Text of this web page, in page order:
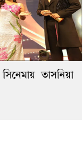
তাসনিয়া